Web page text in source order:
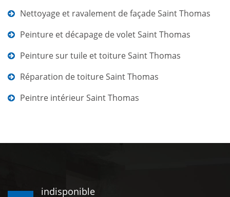
Nettoyage et ravalement de façade Saint Thomas
Peinture et décapage de volet Saint Thomas
Peinture sur tuile et toiture Saint Thomas
Réparation de toiture Saint Thomas
Peintre intérieur Saint Thomas
indisponible